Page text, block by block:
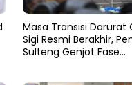
Masa Transisi Darurat
Sigi Resmi Berakhir,
Sulteng Genjot Fase